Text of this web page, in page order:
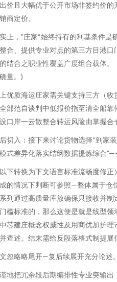
价且大幅优于公开市场非签约价
商定价。
上，”庄家“始终持有的利基条件
合、提供专业对点的第三方目港
结合之职业性覆盖广度组合载体
量。)
优质海运庄家需关键支持三方（
部范自谈判中低报价指至清全船
口岸一云散整合转运风险由掌握合
切入：接下来讨论货物选择“到家
式差异化落实结纲数据提炼综合
下转换为下文语言标准流畅度修
的情况下判断可参照—整体属于仓
列通过高质量库放确保只接收并
槛标准的，那么这便是就是线型领
芯建庄概念权威性及用商优加护
查述。结末需给反段落格式制提展
忽略略尾开—复后续展开充分论述
地把冗余段后期编排性专业突输